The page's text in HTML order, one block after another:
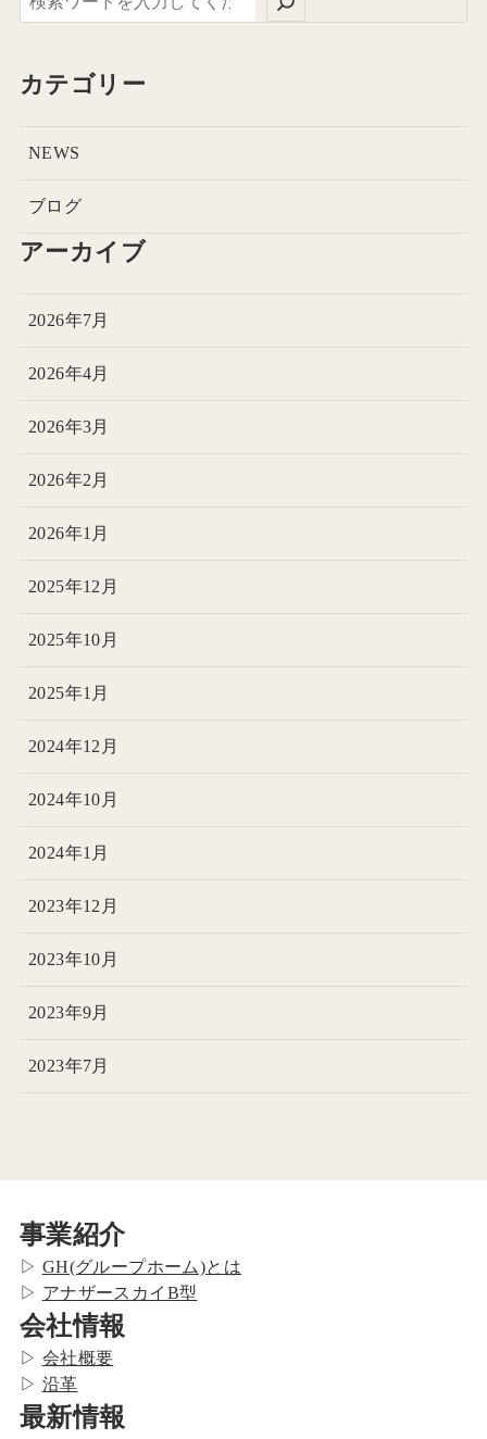
カテゴリー
NEWS
ブログ
アーカイブ
2026年7月
2026年4月
2026年3月
2026年2月
2026年1月
2025年12月
2025年10月
2025年1月
2024年12月
2024年10月
2024年1月
2023年12月
2023年10月
2023年9月
2023年7月
事業紹介
▷ GH(グループホーム)とは
▷ アナザースカイB型
会社情報
▷ 会社概要
▷ 沿革
最新情報